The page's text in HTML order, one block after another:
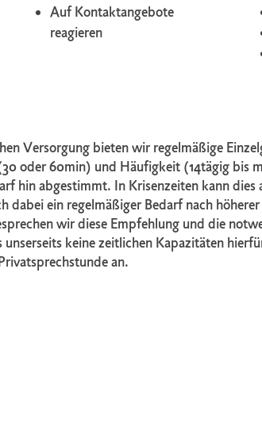
Auf Kontaktangebote
reagieren
Versorgung bieten wir regelmäßige
oder 60min) und Häufigkeit (14tägig bis
hin abgestimmt. In Krisenzeiten kann dies
dabei ein regelmäßiger Bedarf nach
wir diese Empfehlung und die
keine zeitlichen Kapazitäten
an.